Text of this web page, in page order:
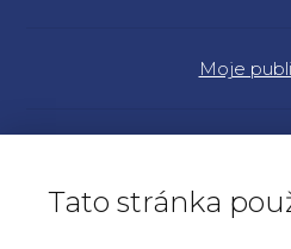
Moje
Tato stránka